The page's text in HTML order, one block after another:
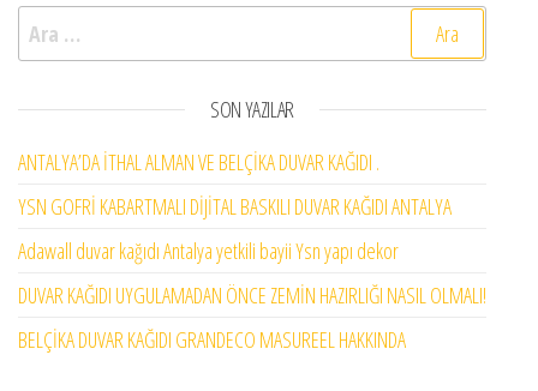
Arama:
SON YAZILAR
ANTALYA’DA İTHAL ALMAN VE BELÇİKA DUVAR KAĞIDI .
YSN GOFRİ KABARTMALI DİJİTAL BASKILI DUVAR KAĞIDI ANTALYA
Adawall duvar kağıdı Antalya yetkili bayii Ysn yapı dekor
DUVAR KAĞIDI UYGULAMADAN ÖNCE ZEMİN HAZIRLIĞI NASIL OLMALI!
BELÇİKA DUVAR KAĞIDI GRANDECO MASUREEL HAKKINDA